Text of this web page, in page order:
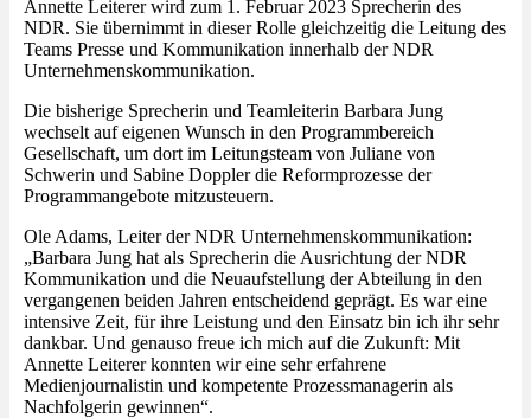
Annette Leiterer wird zum 1. Februar 2023 Sprecherin des
NDR. Sie übernimmt in dieser Rolle gleichzeitig die Leitung des
Teams Presse und Kommunikation innerhalb der NDR
Unternehmenskommunikation.
Die bisherige Sprecherin und Teamleiterin Barbara Jung
wechselt auf eigenen Wunsch in den Programmbereich
Gesellschaft, um dort im Leitungsteam von Juliane von
Schwerin und Sabine Doppler die Reformprozesse der
Programmangebote mitzusteuern.
Ole Adams, Leiter der NDR Unternehmenskommunikation:
„Barbara Jung hat als Sprecherin die Ausrichtung der NDR
Kommunikation und die Neuaufstellung der Abteilung in den
vergangenen beiden Jahren entscheidend geprägt. Es war eine
intensive Zeit, für ihre Leistung und den Einsatz bin ich ihr sehr
dankbar. Und genauso freue ich mich auf die Zukunft: Mit
Annette Leiterer konnten wir eine sehr erfahrene
Medienjournalistin und kompetente Prozessmanagerin als
Nachfolgerin gewinnen“.